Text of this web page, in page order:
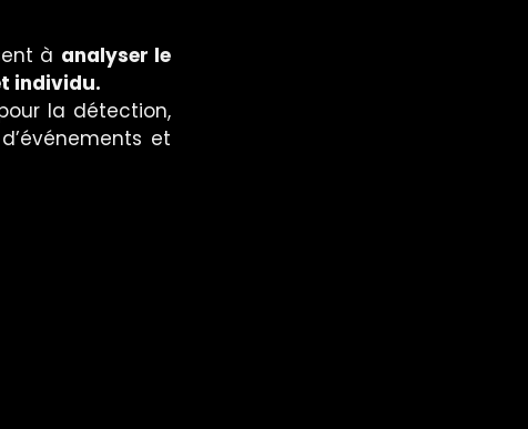
à analyser le
individu.
la détection,
et